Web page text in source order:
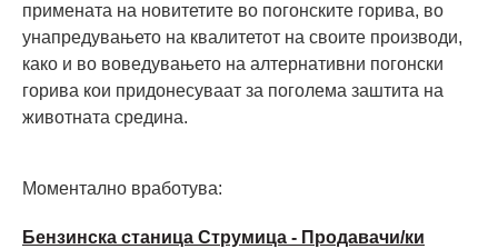
примената на новитетите во погонските горива, во
унапредувањето на квалитетот на своите производи,
како и во воведувањето на алтернативни погонски
горива кои придонесуваат за поголема заштита на
животната средина.
Моментално вработува:
Бензинска станица Струмица - Продавачи/ки